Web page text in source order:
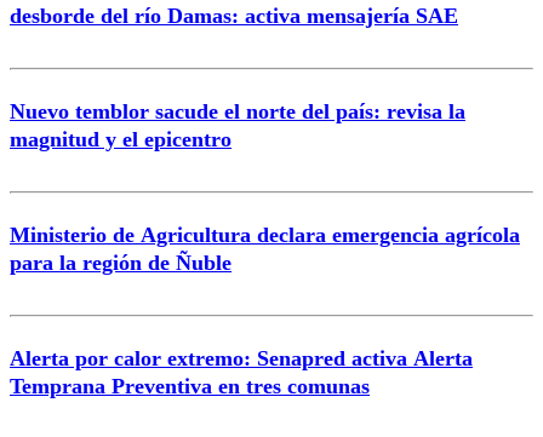
desborde del río Damas: activa mensajería SAE
Nuevo temblor sacude el norte del país: revisa la
magnitud y el epicentro
Ministerio de Agricultura declara emergencia agrícola
para la región de Ñuble
Alerta por calor extremo: Senapred activa Alerta
Temprana Preventiva en tres comunas